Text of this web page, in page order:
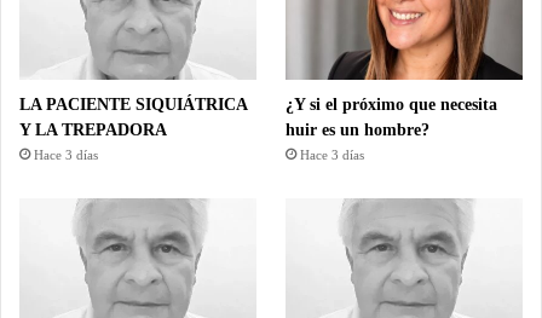
LA PACIENTE SIQUIÁTRICA
Y LA TREPADORA
Hace 3 días
¿Y si el próximo que necesita
huir es un hombre?
Hace 3 días